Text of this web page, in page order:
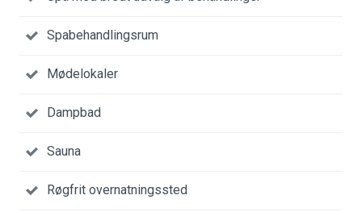
Spabehandlingsrum
Mødelokaler
Dampbad
Sauna
Røgfrit overnatningssted